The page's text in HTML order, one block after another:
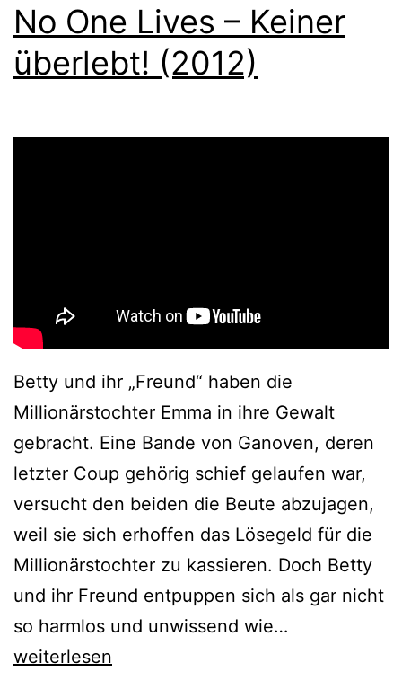
No One Lives – Keiner
überlebt! (2012)
Betty und ihr „Freund“ haben die
Millionärstochter Emma in ihre Gewalt
gebracht. Eine Bande von Ganoven, deren
letzter Coup gehörig schief gelaufen war,
versucht den beiden die Beute abzujagen,
weil sie sich erhoffen das Lösegeld für die
Millionärstochter zu kassieren. Doch Betty
und ihr Freund entpuppen sich als gar nicht
so harmlos und unwissend wie…
weiterlesen